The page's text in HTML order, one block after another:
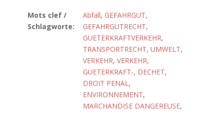
Mots clef /
Schlagworte:
Abfall, GEFAHRGUT,
GEFAHRGUTRECHT,
GUETERKRAFTVERKEHR,
TRANSPORTRECHT, UMWELT,
VERKEHR, VERKEHR,
GUETERKRAFT-, DECHET,
DROIT PENAL,
ENVIRONNEMENT,
MARCHANDISE DANGEREUSE,